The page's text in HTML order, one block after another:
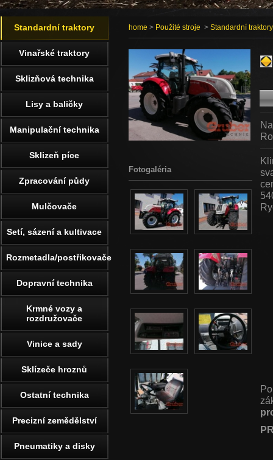
home > Použité stroje > Standardní traktory
Fotogaléria
Standardní traktory
Vinařské traktory
Sklizňová technika
Lisy a baličky
Manipulační technika
Sklizeň píce
Zpracování půdy
Mulčovače
Setí, sázení a kultivace
Rozmetadla/postřikovače
Dopravní technika
Krmné vozy a
rozdružovače
Vinice a sady
Sklízeče hroznů
Ostatní technika
Precizní zemědělství
Pneumatiky a disky